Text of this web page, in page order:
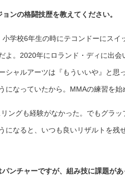
ンの格闘技歴を教えてください。
小学校6年生の時にテコンドーにス
よ。2020年にロランド・ディに出会
シャルアーツは『もういいや』と思
になっていたから。MMAの練習を始
ングも経験がなかった。でもグラ
になると、いつも良いリザルトを残
ンチャーですが、組み技に課題が